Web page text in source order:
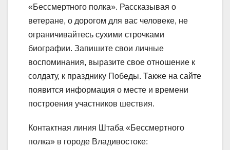
«Бессмертного полка». Рассказывая о
ветеране, о дорогом для вас человеке, не
ограничивайтесь сухими строчками
биографии. Запишите свои личные
воспоминания, выразите свое отношение к
солдату, к празднику Победы. Также на сайте
появится информация о месте и времени
построения участников шествия.
Контактная линия Штаба «Бессмертного
полка» в городе Владивостоке: